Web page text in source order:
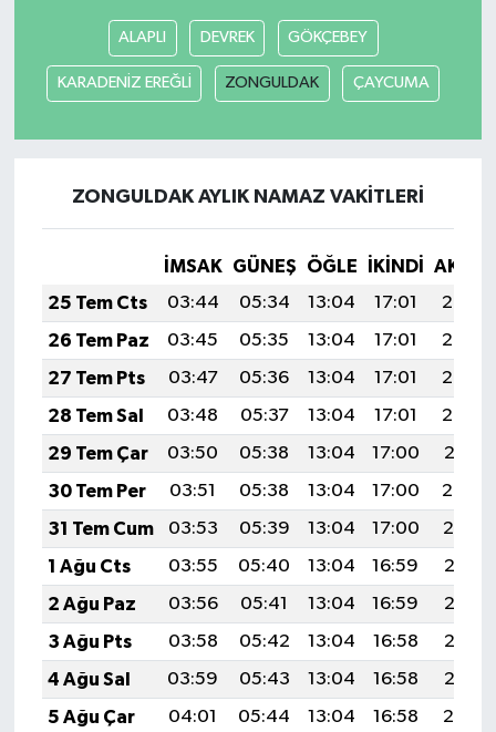
ALAPLI DEVREK GÖKÇEBEY
KARADENİZ EREĞLİ ZONGULDAK ÇAYCUMA
ZONGULDAK AYLIK NAMAZ VAKITLERI
İMSAK GÜNEŞ ÖĞLE İKINDI
25 Tem Cts
03:44 05:34 13:04 17:01
20:25
26 Tem Paz
03:45 05:35 13:04 17:01
20:24
27 Tem Pts
03:47 05:36 13:04 17:01
20:23
28 Tem Sal
03:48 05:37 13:04 17:01
20:22
29 Tem Çar
03:50 05:38 13:04 17:00
20:21
30 Tem Per
03:51 05:38 13:04 17:00
20:20
31 Tem Cum
03:53 05:39 13:04 17:00
20:19
1 Ağu Cts
03:55 05:40 13:04 16:59
20:18
2 Ağu Paz
03:56 05:41 13:04 16:59
20:17
3 Ağu Pts
03:58 05:42 13:04 16:58
20:16
4 Ağu Sal
03:59 05:43 13:04 16:58
20:15
5 Ağu Çar
04:01 05:44 13:04 16:58
20:14